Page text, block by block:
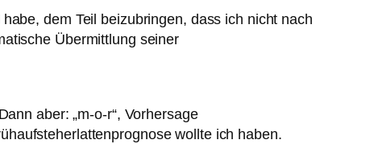
dem Teil beizubringen, dass ich nicht nach
Übermittlung seiner
aber: „m-o-r“, Vorhersage
wollte ich haben.